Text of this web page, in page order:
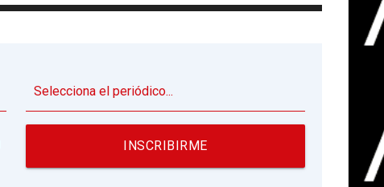
INSCRIBIRME